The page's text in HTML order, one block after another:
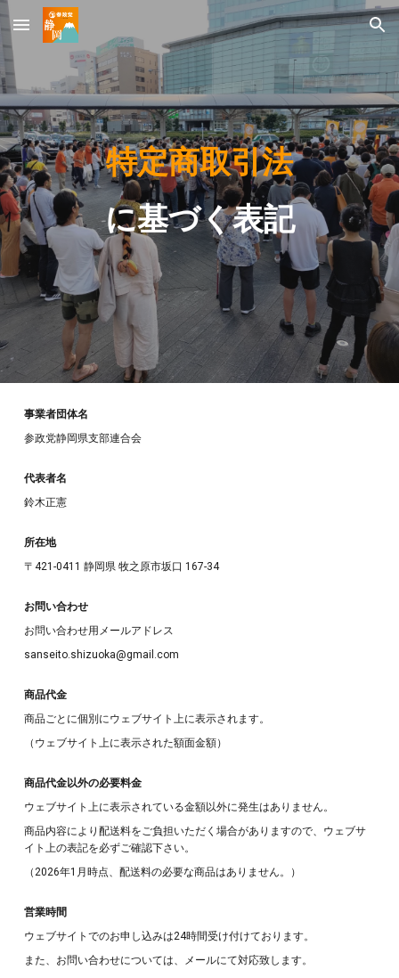
Skip to main content Skip to navigation
特定商取引法
に基づく表記
事業者団体名
参政党静岡県支部連合会
代表者名
鈴木正憲
所在地
〒421-0411 静岡県 牧之原市坂口 167-34
お問い合わせ
お問い合わせ用メールアドレス
sanseito.shizuoka@gmail.com
商品代金
商品ごとに個別にウェブサイト上に表示されます。
（ウェブサイト上に表示された額面金額）
商品代金以外の必要料金
ウェブサイト上に表示されている金額以外に発生はありません。
商品内容により配送料をご負担いただく場合がありますので、ウェブサ
イト上の表記を必ずご確認下さい。
（2026年1月時点、配送料の必要な商品はありません。）
営業時間
ウェブサイトでのお申し込みは24時間受け付けております。
また、お問い合わせについては、メールにて対応致します。